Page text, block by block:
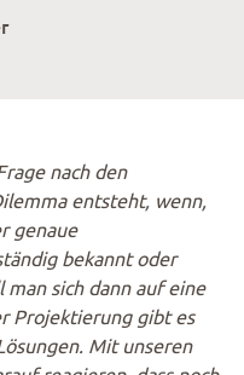
nach den
entsteht, wenn,
genaue
bekannt oder
sich dann auf eine
Projektierung gibt es
Mit unseren